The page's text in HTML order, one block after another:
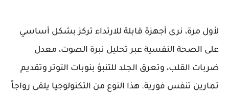
لأول مرة، نرى أجهزة قابلة للارتداء تركز بشكل أساسي
على الصحة النفسية عبر تحليل نبرة الصوت، معدل
ضربات القلب، وتعرق الجلد للتنبؤ بنوبات التوتر وتقديم
تمارين تنفس فورية. هذا النوع من التكنولوجيا يلقى رواجاً